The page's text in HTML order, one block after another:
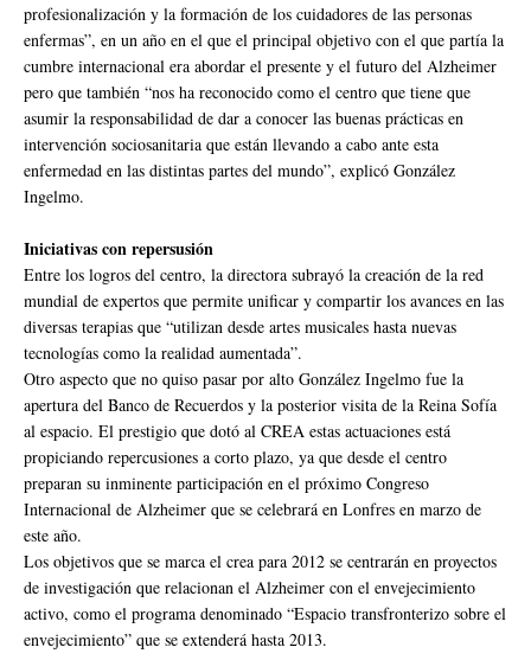
profesionalización y la formación de los cuidadores de las personas
enfermas”, en un año en el que el principal objetivo con el que partía la
cumbre internacional era abordar el presente y el futuro del Alzheimer
pero que también “nos ha reconocido como el centro que tiene que
asumir la responsabilidad de dar a conocer las buenas prácticas en
intervención sociosanitaria que están llevando a cabo ante esta
enfermedad en las distintas partes del mundo”, explicó González
Ingelmo.
Iniciativas con repersusión
Entre los logros del centro, la directora subrayó la creación de la red
mundial de expertos que permite unificar y compartir los avances en las
diversas terapias que “utilizan desde artes musicales hasta nuevas
tecnologías como la realidad aumentada”.
Otro aspecto que no quiso pasar por alto González Ingelmo fue la
apertura del Banco de Recuerdos y la posterior visita de la Reina Sofía
al espacio. El prestigio que dotó al CREA estas actuaciones está
propiciando repercusiones a corto plazo, ya que desde el centro
preparan su inminente participación en el próximo Congreso
Internacional de Alzheimer que se celebrará en Lonfres en marzo de
este año.
Los objetivos que se marca el crea para 2012 se centrarán en proyectos
de investigación que relacionan el Alzheimer con el envejecimiento
activo, como el programa denominado “Espacio transfronterizo sobre el
envejecimiento” que se extenderá hasta 2013.